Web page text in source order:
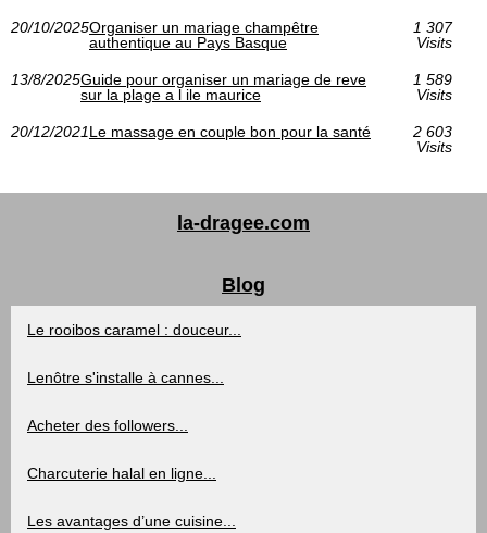
20/10/2025Organiser un mariage champêtre
authentique au Pays Basque
1 307
Visits
13/8/2025Guide pour organiser un mariage de reve
sur la plage a l ile maurice
1 589
Visits
20/12/2021Le massage en couple bon pour la santé
2 603
Visits
la-dragee.com
Blog
Le rooibos caramel : douceur...
Lenôtre s'installe à cannes...
Acheter des followers...
Charcuterie halal en ligne...
Les avantages d’une cuisine...